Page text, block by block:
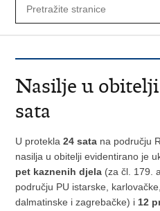
Nasilje u
sata
U protekla24 sata na području
nasilja u obitelji evidentirano je
pet kaznenih djela (za čl. 179.
području PU istarske,
dalmatinske i zagrebačke) i 12